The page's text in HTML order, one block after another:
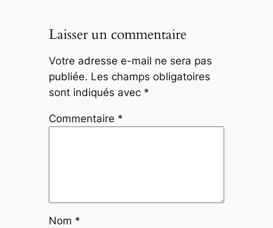
Laisser un commentaire
Votre adresse e-mail ne sera pas
publiée. Les champs obligatoires
sont indiqués avec *
Commentaire *
Nom *